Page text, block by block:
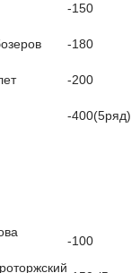
-150
-180
-200
-400(5ряд)
-100